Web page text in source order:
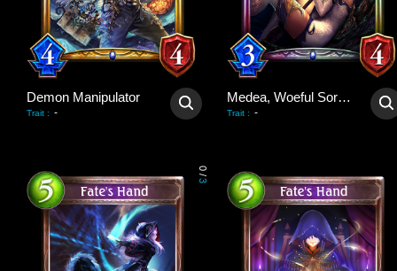
Demon Manipulator
Trait : -
Medea, Woeful Sorceress
Trait : -
0
/
3